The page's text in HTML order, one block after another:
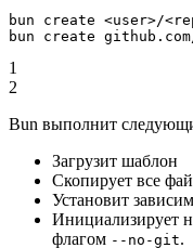
bun create <use r>/<
bun create
1
2
Bun выполнит
Загрузит шаблон
Скопирует все
Установит
Инициализирует
флагом --no-git.